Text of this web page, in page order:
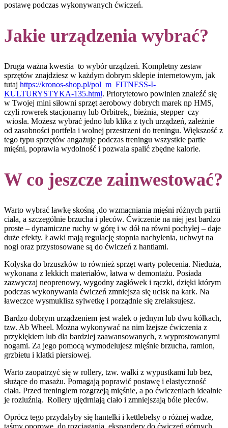
postawę podczas wykonywanych ćwiczeń.
Jakie urządzenia wybrać?
Druga ważna kwestia to wybór urządzeń. Kompletny zestaw
sprzętów znajdziesz w każdym dobrym sklepie internetowym, jak
tutaj https://kronos-shop.pl/pol_m_FITNESS-I-
KULTURYSTYKA-135.html. Priorytetowo powinien znaleźć się
w Twojej mini siłowni sprzęt aerobowy dobrych marek np HMS,
czyli rowerek stacjonarny lub Orbitrek,, bieżnia, stepper czy
wiosła. Możesz wybrać jedno lub klika z tych urządzeń, zależnie
od zasobności portfela i wolnej przestrzeni do treningu. Większość z
tego typu sprzętów angażuje podczas treningu wszystkie partie
mięśni, poprawia wydolność i pozwala spalić zbędne kalorie.
W co jeszcze zainwestować?
Warto wybrać ławkę skośną ,do wzmacniania mięśni różnych partii
ciała, a szczególnie brzucha i pleców. Ćwiczenie na niej jest bardzo
proste – dynamiczne ruchy w górę i w dół na równi pochyłej – daje
duże efekty. Ławki mają regulację stopnia nachylenia, uchwyt na
nogi oraz przystosowane są do ćwiczeń z hantlami.
Kołyska do brzuszków to również sprzęt warty polecenia. Nieduża,
wykonana z lekkich materiałów, łatwa w demontażu. Posiada
zazwyczaj neoprenowy, wygodny zagłówek i rączki, dzięki którym
podczas wykonywania ćwiczeń zmniejsza się ucisk na kark. Na
ławeczce wysmuklisz sylwetkę i porządnie się zrelaksujesz.
Bardzo dobrym urządzeniem jest wałek o jednym lub dwu kółkach,
tzw. Ab Wheel. Można wykonywać na nim lżejsze ćwiczenia z
przyklękiem lub dla bardziej zaawansowanych, z wyprostowanymi
nogami. Za jego pomocą wymodelujesz mięśnie brzucha, ramion,
grzbietu i klatki piersiowej.
Warto zaopatrzyć się w rollery, tzw. wałki z wypustkami lub bez,
służące do masażu. Pomagają poprawić postawę i elastyczność
ciała. Przed treningiem rozgrzeją mięśnie, a po ćwiczeniach idealnie
je rozluźnią. Rollery ujędrniają ciało i zmniejszają bóle pleców.
Oprócz tego przydałyby się hantelki i kettlebelsy o różnej wadze,
taśmy oporowe do rozciągania, ekspandery do ćwiczeń górnych